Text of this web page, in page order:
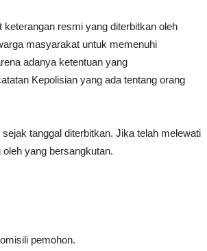
resmi yang diterbitkan oleh
masyarakat untuk memenuhi
adanya ketentuan yang
Kepolisian yang ada tentang orang
tanggal diterbitkan. Jika telah melewati
yang bersangkutan.
pemohon.